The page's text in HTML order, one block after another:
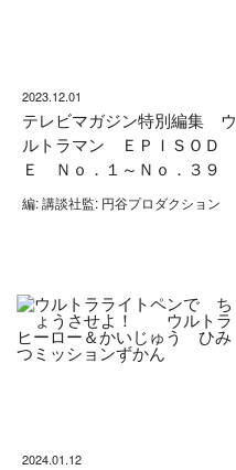
2023.12.01
テレビマガジン特別編集 ウ
ルトラマン ＥＰＩＳＯＤ
Ｅ Ｎｏ．１～Ｎｏ．３９
編: 講談社監: 円谷プロダクション
2024.01.12